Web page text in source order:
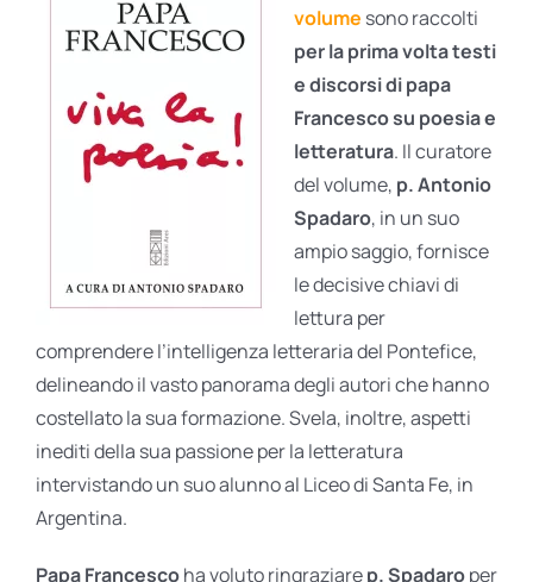
volume sono raccolti
per la prima volta testi
e discorsi di papa
Francesco su poesia e
letteratura. Il curatore
del volume, p. Antonio
Spadaro, in un suo
ampio saggio, fornisce
le decisive chiavi di
lettura per
comprendere l’intelligenza letteraria del Pontefice,
delineando il vasto panorama degli autori che hanno
costellato la sua formazione. Svela, inoltre, aspetti
inediti della sua passione per la letteratura
intervistando un suo alunno al Liceo di Santa Fe, in
Argentina.
Papa Francescoha voluto ringraziarep. Spadaroper